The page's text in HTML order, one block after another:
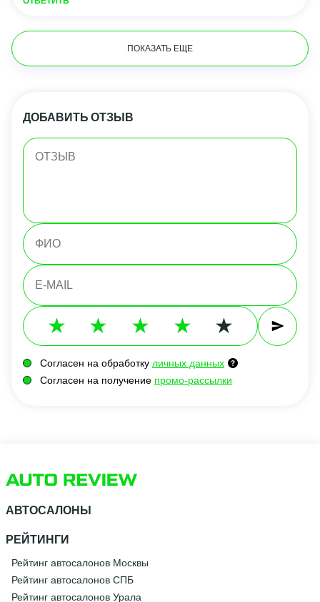
ПОКАЗАТЬ ЕЩЕ
ДОБАВИТЬ ОТЗЫВ
Согласен на обработку личных данных
Согласен на получение промо-рассылки
АВТОСАЛОНЫ
РЕЙТИНГИ
Рейтинг автосалонов Москвы
Рейтинг автосалонов СПБ
Рейтинг автосалонов Урала